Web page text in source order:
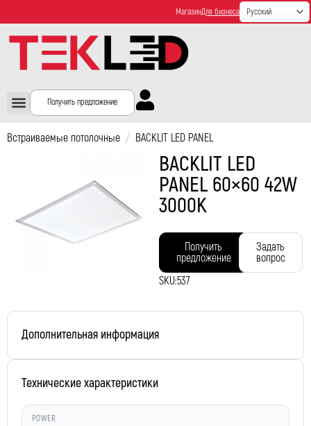
МагазинДля бизнеса
Получить предложение
Встраиваемые потолочные / BACKLIT LED PANEL
BACKLIT LED
PANEL 60×60 42W
3000K
Получить
предложение
Задать
вопрос
SKU:537
Дополнительная информация
Технические характеристики
POWER